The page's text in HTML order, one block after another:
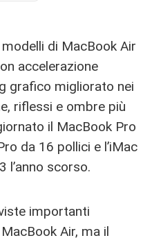
di MacBook Air
accelerazione
grafico migliorato nei
riflessi e ombre più
il MacBook Pro
da 16 pollici e l’iMac
l’anno scorso.
importanti
Air, ma il